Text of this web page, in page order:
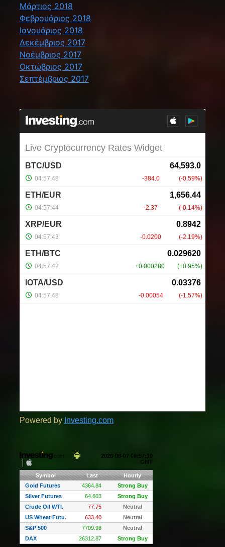
Μάρτιος 2018
Φεβρουάριος 2018
Ιανουάριος 2018
Δεκέμβριος 2017
Νοέμβριος 2017
Οκτώβριος 2017
Σεπτέμβριος 2017
Powered by Investing.com